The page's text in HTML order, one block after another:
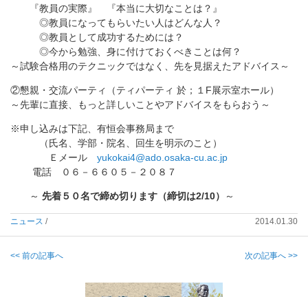
『教員の実際』 『本当に大切なことは？』
◎教員になってもらいたい人はどんな人？
◎教員として成功するためには？
◎今から勉強、身に付けておくべきことは何？
～試験合格用のテクニックではなく、先を見据えたアドバイス～
②懇親・交流パーティ（ティパーティ 於；１F展示室ホール）
～先輩に直接、もっと詳しいことやアドバイスをもらおう～
※申し込みは下記、有恒会事務局まで
（氏名、学部・院名、回生を明示のこと）
Ｅメール yukokai4@ado.osaka-cu.ac.jp
電話 ０６－６６０５－２０８７
～ 先着５０名で締め切ります（締切は2/10） ～
ニュース / 2014.01.30
<< 前の記事へ 次の記事へ >>